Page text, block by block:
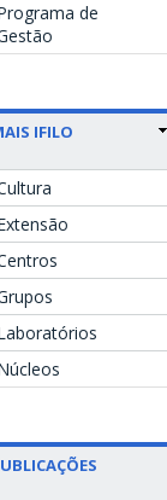
de
IFILO